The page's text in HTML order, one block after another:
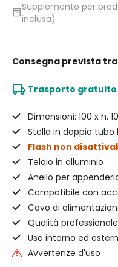
inventory_2Supplemento per
inclusa)
Consegna prevista tra
Trasporto gratuito
Dimensioni: 100 x h.
Stella in doppio tubo
Flash non
Telaio in alluminio
Anello per
Compatibile con
Cavo di
Qualità professionale
Uso interno ed
Avvertenze d'uso